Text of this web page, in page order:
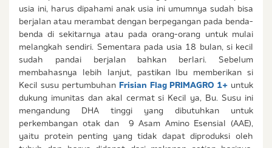
usia ini, harus dipahami anak usia ini umumnya sudah bisa
berjalan atau merambat dengan berpegangan pada benda-
benda di sekitarnya atau pada orang-orang untuk mulai
melangkah sendiri. Sementara pada usia 18 bulan, si kecil
sudah pandai berjalan bahkan berlari. Sebelum
membahasnya lebih lanjut, pastikan Ibu memberikan si
Kecil susu pertumbuhan Frisian Flag PRIMAGRO 1+untuk
dukung imunitas dan akal cermat si Kecil ya, Bu. Susu ini
mengandung DHA tinggi yang dibutuhkan untuk
perkembangan otak dan 9 Asam Amino Esensial (AAE),
yaitu protein penting yang tidak dapat diproduksi oleh